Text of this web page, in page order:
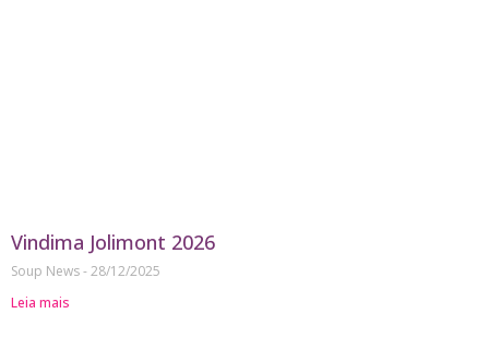
Vindima Jolimont 2026
Soup News 28/12/2025
Leia mais